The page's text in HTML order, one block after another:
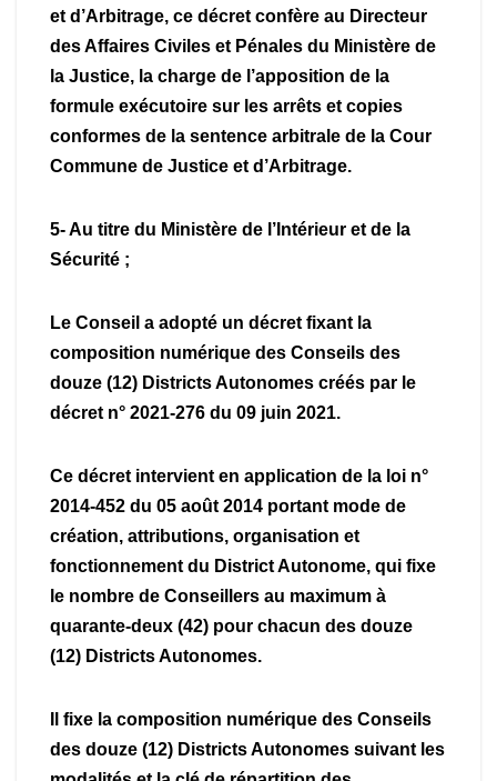
et d’Arbitrage, ce décret confère au Directeur
des Affaires Civiles et Pénales du Ministère de
la Justice, la charge de l’apposition de la
formule exécutoire sur les arrêts et copies
conformes de la sentence arbitrale de la Cour
Commune de Justice et d’Arbitrage.
5- Au titre du Ministère de l’Intérieur et de la
Sécurité ;
Le Conseil a adopté un décret fixant la
composition numérique des Conseils des
douze (12) Districts Autonomes créés par le
décret n° 2021-276 du 09 juin 2021.
Ce décret intervient en application de la loi n°
2014-452 du 05 août 2014 portant mode de
création, attributions, organisation et
fonctionnement du District Autonome, qui fixe
le nombre de Conseillers au maximum à
quarante-deux (42) pour chacun des douze
(12) Districts Autonomes.
Il fixe la composition numérique des Conseils
des douze (12) Districts Autonomes suivant les